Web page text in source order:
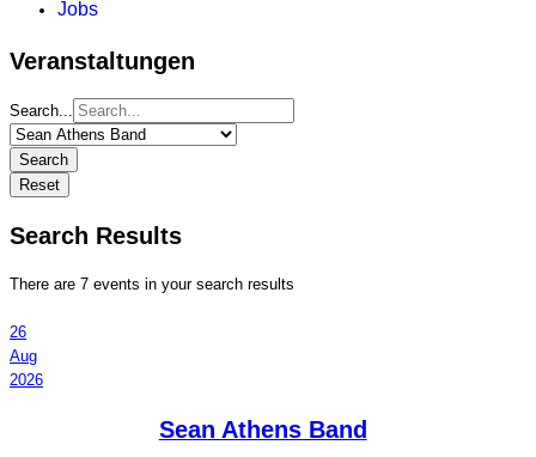
Jobs
Veranstaltungen
Search...
Search
Reset
Search Results
There are 7 events in your search results
26
Aug
2026
Sean Athens Band